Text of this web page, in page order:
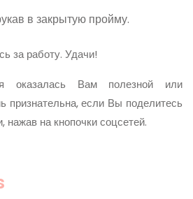
в закрытую пройму.
за работу. Удачи!
оказалась Вам полезной или
признательна, если Вы поделитесь
на кнопочки соцсетей.